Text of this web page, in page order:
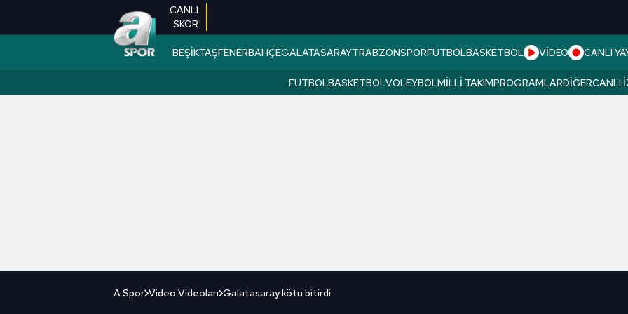
CANLI
SKOR
BEŞİKTAŞFENERBAHÇEGALATASARAYTRABZONSPORFUTBOLBASKETBOL VİDEO CANLI
FUTBOLBASKETBOLVOLEYBOLMILLI TAKIMPROGRAMLARDIĞERCANLI
A Spor Video Videoları Galatasaray kötü bitirdi